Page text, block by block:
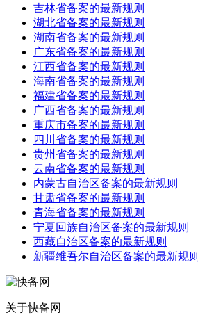
吉林省备案的最新规则
湖北省备案的最新规则
湖南省备案的最新规则
广东省备案的最新规则
江西省备案的最新规则
海南省备案的最新规则
福建省备案的最新规则
广西省备案的最新规则
重庆市备案的最新规则
四川省备案的最新规则
贵州省备案的最新规则
云南省备案的最新规则
内蒙古自治区备案的最新规则
甘肃省备案的最新规则
青海省备案的最新规则
宁夏回族自治区备案的最新规则
西藏自治区备案的最新规则
新疆维吾尔自治区备案的最新规则
关于快备网